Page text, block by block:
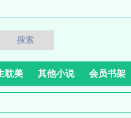
搜索
耽美 其他小说 会员书架